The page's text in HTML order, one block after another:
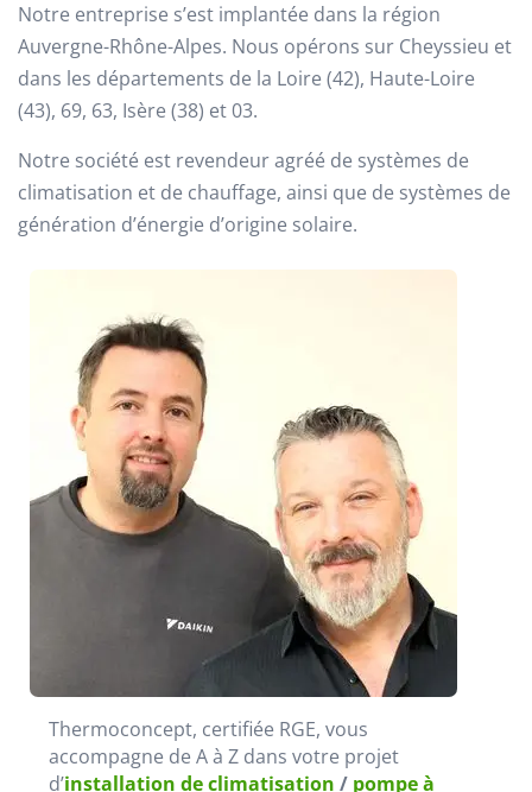
Notre entreprise s’est implantée dans la région
Auvergne-Rhône-Alpes. Nous opérons sur Cheyssieu et
dans les départements de la Loire (42), Haute-Loire
(43), 69, 63, Isère (38) et 03.
Notre société est revendeur agréé de systèmes de
climatisation et de chauffage, ainsi que de systèmes de
génération d’énergie d’origine solaire.
Thermoconcept, certifiée RGE, vous
accompagne de A à Z dans votre projet
d’installation de climatisation / pompe à